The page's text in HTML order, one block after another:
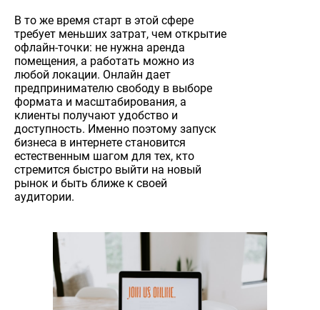
В то же время старт в этой сфере
требует меньших затрат, чем открытие
офлайн-точки: не нужна аренда
помещения, а работать можно из
любой локации. Онлайн дает
предпринимателю свободу в выборе
формата и масштабирования, а
клиенты получают удобство и
доступность. Именно поэтому запуск
бизнеса в интернете становится
естественным шагом для тех, кто
стремится быстро выйти на новый
рынок и быть ближе к своей
аудитории.